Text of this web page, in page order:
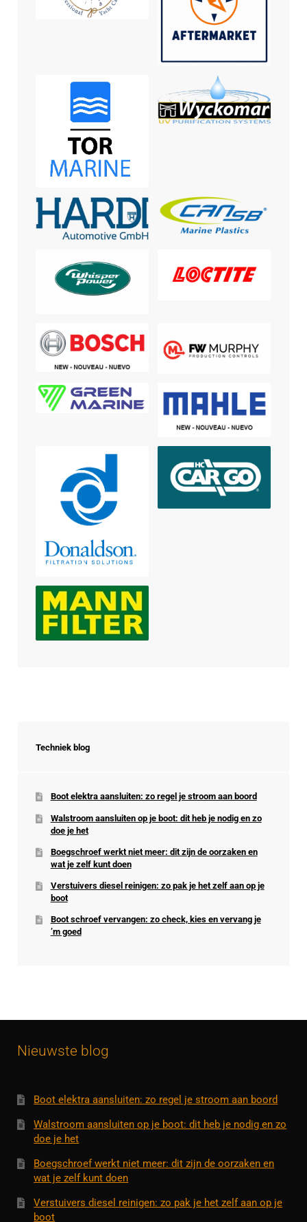
Techniek blog
Boot elektra aansluiten: zo regel je stroom aan boord
Walstroom aansluiten op je boot: dit heb je nodig en zo
doe je het
Boegschroef werkt niet meer: dit zijn de oorzaken en
wat je zelf kunt doen
Verstuivers diesel reinigen: zo pak je het zelf aan op je
boot
Boot schroef vervangen: zo check, kies en vervang je
’m goed
Nieuwste blog
Boot elektra aansluiten: zo regel je stroom aan boord
Walstroom aansluiten op je boot: dit heb je nodig en zo
doe je het
Boegschroef werkt niet meer: dit zijn de oorzaken en
wat je zelf kunt doen
Verstuivers diesel reinigen: zo pak je het zelf aan op je
boot